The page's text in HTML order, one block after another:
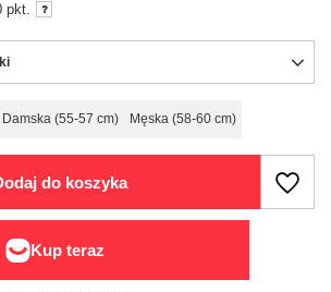
Damska (55-57 cm) Męska (58-60 cm)
pkt.
do koszyka